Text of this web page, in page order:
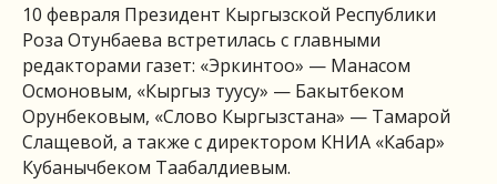
10 февраля Президент Кыргызской Республики
Роза Отунбаева встретилась с главными
редакторами газет: «Эркинтоо» — Манасом
Осмоновым, «Кыргыз туусу» — Бакытбеком
Орунбековым, «Слово Кыргызстана» — Тамарой
Слащевой, а также с директором КНИА «Кабар»
Кубанычбеком Таабалдиевым.